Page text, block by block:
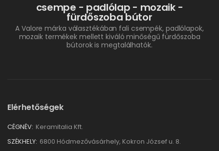
csempe - padlólap - mozaik -
fürdőszoba bútor
A Valore márka választékában fali csempék, padlólapok,
mozaik termékek mellett kiváló minőségű fürdőszoba
bútorok is megtalálhatók.
Elérhetőségek
CÉGNÉV: Keramitalia Kft.
SZÉKHELY: 6800 Hódmezővásárhely, Kokron József u. 8.